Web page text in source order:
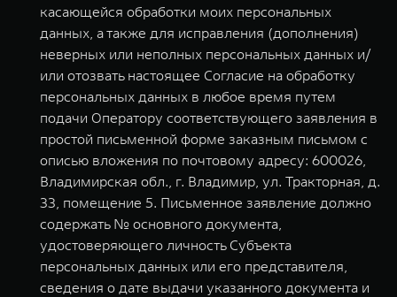
касающейся обработки моих персональных
данных, а также для исправления (дополнения)
неверных или неполных персональных данных и/
или отозвать настоящее Согласие на обработку
персональных данных в любое время путем
подачи Оператору соответствующего заявления в
простой письменной форме заказным письмом с
описью вложения по почтовому адресу: 600026,
Владимирская обл., г. Владимир, ул. Тракторная, д.
33, помещение 5. Письменное заявление должно
содержать № основного документа,
удостоверяющего личность Субъекта
персональных данных или его представителя,
сведения о дате выдачи указанного документа и